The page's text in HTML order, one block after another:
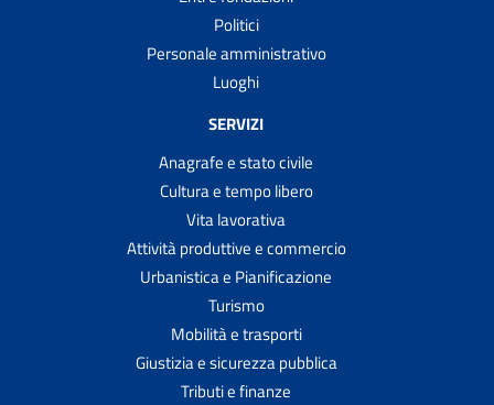
Politici
Personale amministrativo
Luoghi
SERVIZI
Anagrafe e stato civile
Cultura e tempo libero
Vita lavorativa
Attività produttive e commercio
Urbanistica e Pianificazione
Turismo
Mobilità e trasporti
Giustizia e sicurezza pubblica
Tributi e finanze